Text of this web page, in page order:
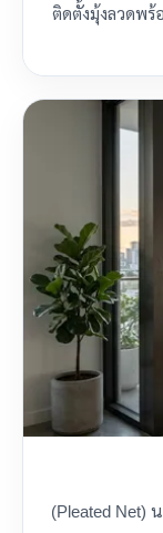
ติดตั้งมุ้งลวดพร้
(Pleated Net)